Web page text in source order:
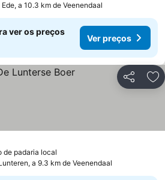
Ede, a 10.3 km de Veenendaal
ver os preços
Ver preços
Partilhar
de padaria local
a 9.3 km de Veenendaal